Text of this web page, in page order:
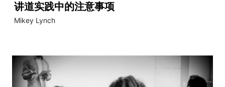
讲道实践中的注意事项
Mikey Lynch